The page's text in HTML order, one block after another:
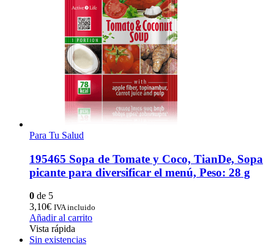
Para Tu Salud
195465 Sopa de Tomate y Coco, TianDe, Sopa
picante para diversificar el menú, Peso: 28 g
0 de 5
3,10€ IVA incluido
Añadir al carrito
Vista rápida
Sin existencias